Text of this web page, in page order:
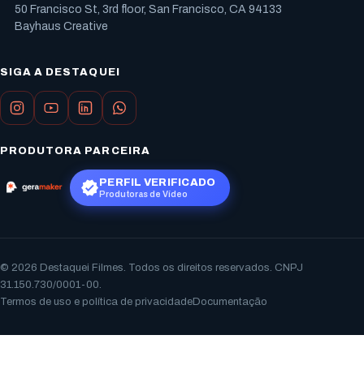
50 Francisco St, 3rd floor, San Francisco, CA 94133
Bayhaus Creative
SIGA A DESTAQUEI
PRODUTORA PARCEIRA
PERFIL VERIFICADO
Produtoras de Vídeo
© 2026 Destaquei Filmes. Todos os direitos reservados. CNPJ
31.150.730/0001-00.
Termos de uso e política de privacidadeDocumentação